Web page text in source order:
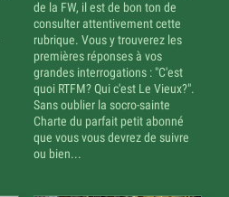
de la FW, il est de bon ton de
consulter attentivement cette
rubrique. Vous y trouverez les
premières réponses à vos
grandes interrogations : "C'est
quoi RTFM? Qui c'est Le Vieux?".
Sans oublier la socro-sainte
Charte du parfait petit abonné
que vous vous devrez de suivre
ou bien...